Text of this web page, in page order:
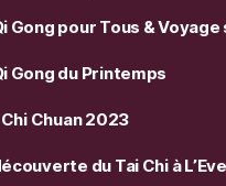
Gong pour Tous &
Gong du Printemps
Chuan 2023
du Tai Chi à